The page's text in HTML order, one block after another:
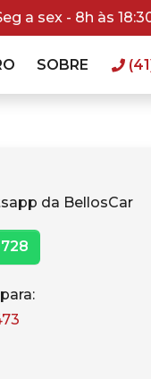
a sex - 8h às
SOBRE
da BellosCar